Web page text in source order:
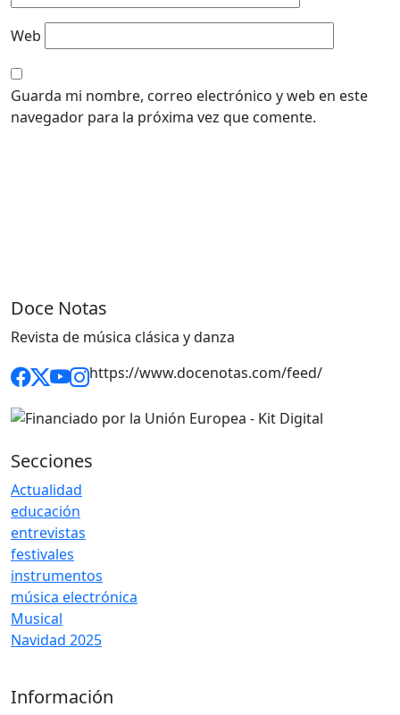
Web
Guarda mi nombre, correo electrónico y web en este
navegador para la próxima vez que comente.
Doce Notas
Revista de música clásica y danza
https://www.docenotas.com/feed/
Secciones
Actualidad
educación
entrevistas
festivales
instrumentos
música electrónica
Musical
Navidad 2025
Información